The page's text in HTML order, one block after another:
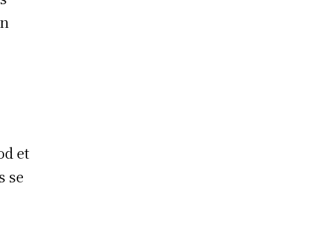
et
se